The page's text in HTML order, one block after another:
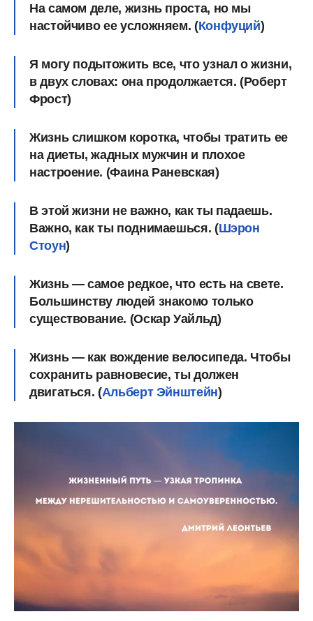
На самом деле, жизнь проста, но мы
настойчиво ее усложняем. (Конфуций)
Я могу подытожить все, что узнал о жизни,
в двух словах: она продолжается. (Роберт
Фрост)
Жизнь слишком коротка, чтобы тратить ее
на диеты, жадных мужчин и плохое
настроение. (Фаина Раневская)
В этой жизни не важно, как ты падаешь.
Важно, как ты поднимаешься. (Шэрон
Стоун)
Жизнь — самое редкое, что есть на свете.
Большинству людей знакомо только
существование. (Оскар Уайльд)
Жизнь — как вождение велосипеда. Чтобы
сохранить равновесие, ты должен
двигаться. (Альберт Эйнштейн)